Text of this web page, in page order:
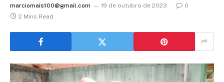
marciomais100@gmail.com 19 de outubro de 2023
0
2 Mins Read